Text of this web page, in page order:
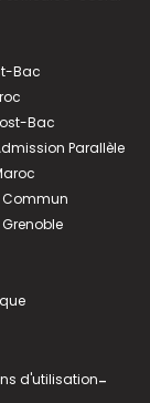
Bac
Bac
Parallèle
Commun
d'utilisation-